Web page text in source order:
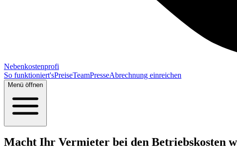
Nebenkostenprofi
So funktioniert'sPreiseTeamPresseAbrechnung einreichen
Menü öffnen
Macht Ihr Vermieter bei den Betriebskosten